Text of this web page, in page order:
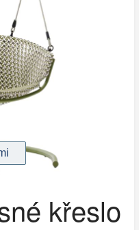
křeslo